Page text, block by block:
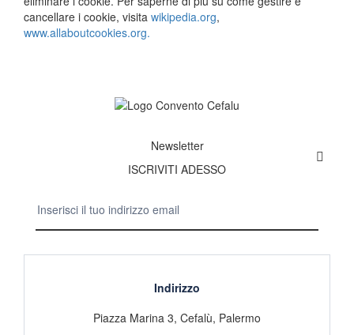
cancellare i cookie, visita wikipedia.org,
www.allaboutcookies.org.
Newsletter
ISCRIVITI ADESSO
Indirizzo
Piazza Marina 3, Cefalù, Palermo